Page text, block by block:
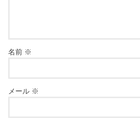
名前 ※
メール ※